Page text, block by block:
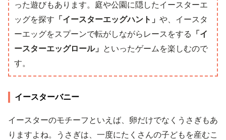
った遊びもあります。庭や公園に隠したイースターエ
ッグを探す 「イースターエッグハント」 や、イースタ
ーエッグをスプーンで転がしながらレースをする 「イ
ースターエッグロール」 といったゲームを楽しむので
す。
イースターバニー
イースターのモチーフといえば、卵だけでなくうさぎもあ
りますよね。うさぎは、一度にたくさんの子どもを産むこ